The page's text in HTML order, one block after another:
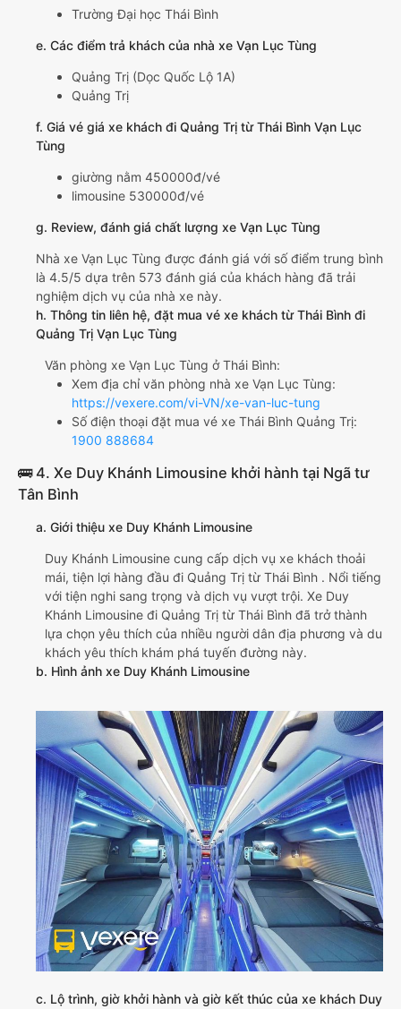
Trường Đại học Thái Bình
e. Các điểm trả khách của nhà xe Vạn Lục Tùng
Quảng Trị (Dọc Quốc Lộ 1A)
Quảng Trị
f. Giá vé giá xe khách đi Quảng Trị từ Thái Bình Vạn Lục
Tùng
giường nằm 450000đ/vé
limousine 530000đ/vé
g. Review, đánh giá chất lượng xe Vạn Lục Tùng
Nhà xe Vạn Lục Tùng được đánh giá với số điểm trung bình
là 4.5/5 dựa trên 573 đánh giá của khách hàng đã trải
nghiệm dịch vụ của nhà xe này.
h. Thông tin liên hệ, đặt mua vé xe khách từ Thái Bình đi
Quảng Trị Vạn Lục Tùng
Văn phòng xe Vạn Lục Tùng ở Thái Bình:
Xem địa chỉ văn phòng nhà xe Vạn Lục Tùng:
https://vexere.com/vi-VN/xe-van-luc-tung
Số điện thoại đặt mua vé xe Thái Bình Quảng Trị:
1900 888684
🚌 4. Xe Duy Khánh Limousine khởi hành tại Ngã tư
Tân Bình
a. Giới thiệu xe Duy Khánh Limousine
Duy Khánh Limousine cung cấp dịch vụ xe khách thoải
mái, tiện lợi hàng đầu đi Quảng Trị từ Thái Bình . Nổi tiếng
với tiện nghi sang trọng và dịch vụ vượt trội. Xe Duy
Khánh Limousine đi Quảng Trị từ Thái Bình đã trở thành
lựa chọn yêu thích của nhiều người dân địa phương và du
khách yêu thích khám phá tuyến đường này.
b. Hình ảnh xe Duy Khánh Limousine
c. Lộ trình, giờ khởi hành và giờ kết thúc của xe khách Duy